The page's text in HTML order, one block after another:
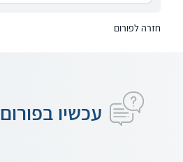
חזרה לפורום
עכשיו בפורום